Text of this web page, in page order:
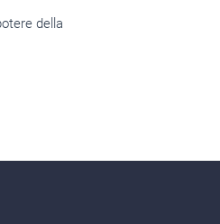
della